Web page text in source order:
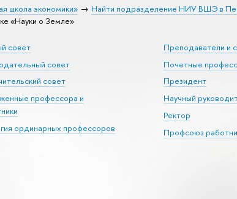
школа экономики» Найти подразделение НИУ ВШЭ в
«Науки о Земле»
совет
совет
совет
профессора и
ординарных профессоров
Преподаватели и
Почетные
Президент
Научный
Ректор
Профсоюз